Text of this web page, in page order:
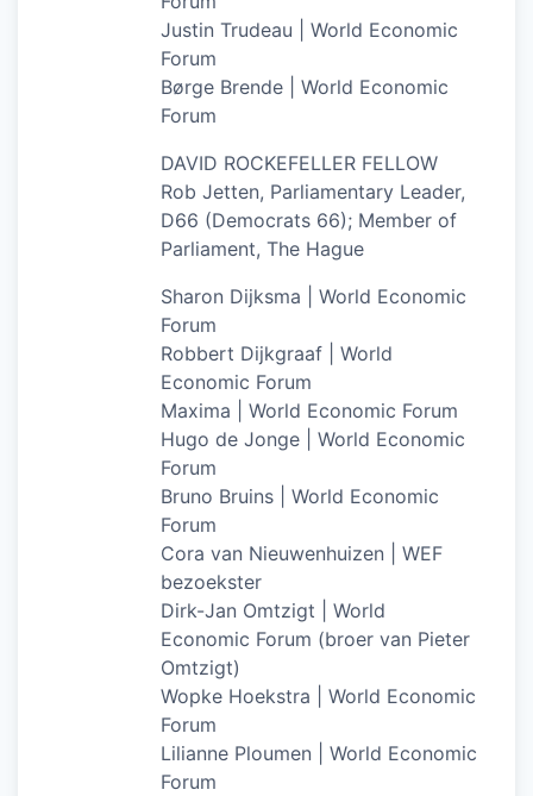
Justin Trudeau | World Economic
Forum
Børge Brende | World Economic
Forum
DAVID ROCKEFELLER FELLOW
Rob Jetten, Parliamentary Leader,
D66 (Democrats 66); Member of
Parliament, The Hague
Sharon Dijksma | World Economic
Forum
Robbert Dijkgraaf | World
Economic Forum
Maxima | World Economic Forum
Hugo de Jonge | World Economic
Forum
Bruno Bruins | World Economic
Forum
Cora van Nieuwenhuizen | WEF
bezoekster
Dirk-Jan Omtzigt | World
Economic Forum (broer van Pieter
Omtzigt)
Wopke Hoekstra | World Economic
Forum
Lilianne Ploumen | World Economic
Forum